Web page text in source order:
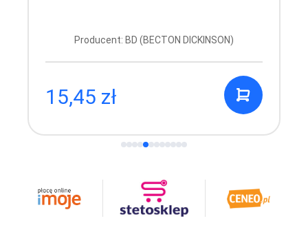
Producent: BD (BECTON DICKINSON)
15,45 zł